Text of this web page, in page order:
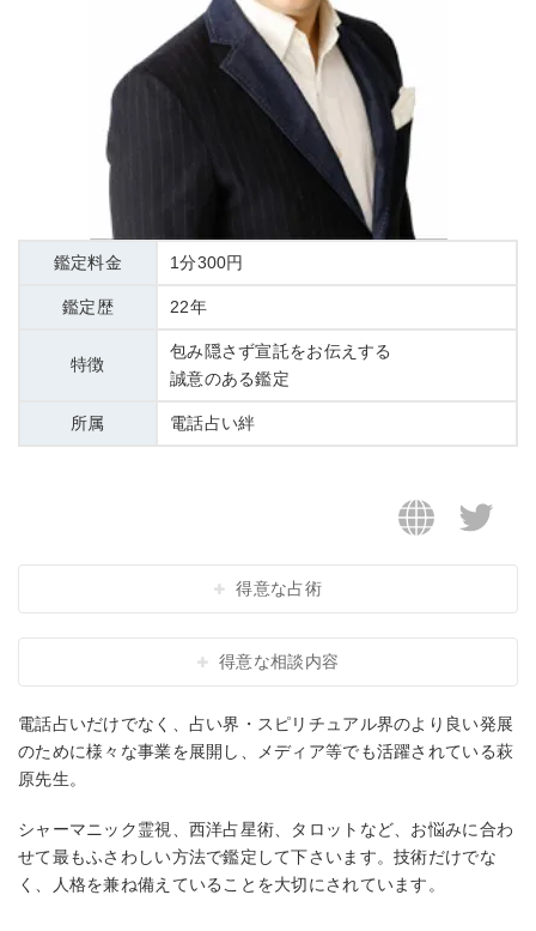
鑑定料金 1分300円
鑑定歴 22年
特徴
包み隠さず宣託をお伝えする
誠意のある鑑定
所属 電話占い絆
得意な占術
得意な相談内容
電話占いだけでなく、占い界・スピリチュアル界のより良い発展
のために様々な事業を展開し、メディア等でも活躍されている萩
原先生。
シャーマニック霊視、西洋占星術、タロットなど、お悩みに合わ
せて最もふさわしい方法で鑑定して下さいます。技術だけでな
く、人格を兼ね備えていることを大切にされています。